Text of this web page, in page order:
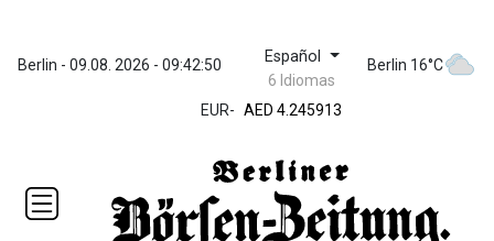
Berlin - 09.08. 2026 - 09:42:51 Español
6 Idiomas
Berlin 16°C
EUR-
ZWL 372.275202
AED 4.245913
AED 4.245913
ALL 93.218842
AMD
422.094755
AOA